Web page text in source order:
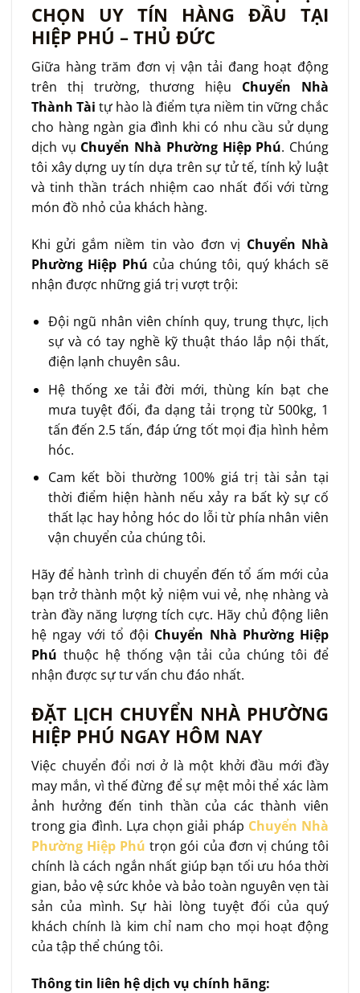
CHỌN UY TÍN HÀNG ĐẦU TẠI
HIỆP PHÚ – THỦ ĐỨC
Giữa hàng trăm đơn vị vận tải đang hoạt động
trên thị trường, thương hiệu Chuyển Nhà
Thành Tài tự hào là điểm tựa niềm tin vững chắc
cho hàng ngàn gia đình khi có nhu cầu sử dụng
dịch vụ Chuyển Nhà Phường Hiệp Phú. Chúng
tôi xây dựng uy tín dựa trên sự tử tế, tính kỷ luật
và tinh thần trách nhiệm cao nhất đối với từng
món đồ nhỏ của khách hàng.
Khi gửi gắm niềm tin vào đơn vị Chuyển Nhà
Phường Hiệp Phú của chúng tôi, quý khách sẽ
nhận được những giá trị vượt trội:
Đội ngũ nhân viên chính quy, trung thực, lịch
sự và có tay nghề kỹ thuật tháo lắp nội thất,
điện lạnh chuyên sâu.
Hệ thống xe tải đời mới, thùng kín bạt che
mưa tuyệt đối, đa dạng tải trọng từ 500kg, 1
tấn đến 2.5 tấn, đáp ứng tốt mọi địa hình hẻm
hóc.
Cam kết bồi thường 100% giá trị tài sản tại
thời điểm hiện hành nếu xảy ra bất kỳ sự cố
thất lạc hay hỏng hóc do lỗi từ phía nhân viên
vận chuyển của chúng tôi.
Hãy để hành trình di chuyển đến tổ ấm mới của
bạn trở thành một kỷ niệm vui vẻ, nhẹ nhàng và
tràn đầy năng lượng tích cực. Hãy chủ động liên
hệ ngay với tổ đội Chuyển Nhà Phường Hiệp
Phú thuộc hệ thống vận tải của chúng tôi để
nhận được sự tư vấn chu đáo nhất.
ĐẶT LỊCH CHUYỂN NHÀ PHƯỜNG
HIỆP PHÚ NGAY HÔM NAY
Việc chuyển đổi nơi ở là một khởi đầu mới đầy
may mắn, vì thế đừng để sự mệt mỏi thể xác làm
ảnh hưởng đến tinh thần của các thành viên
trong gia đình. Lựa chọn giải pháp Chuyển Nhà
Phường Hiệp Phú trọn gói của đơn vị chúng tôi
chính là cách ngắn nhất giúp bạn tối ưu hóa thời
gian, bảo vệ sức khỏe và bảo toàn nguyên vẹn tài
sản của mình. Sự hài lòng tuyệt đối của quý
khách chính là kim chỉ nam cho mọi hoạt động
của tập thể chúng tôi.
Thông tin liên hệ dịch vụ chính hãng: